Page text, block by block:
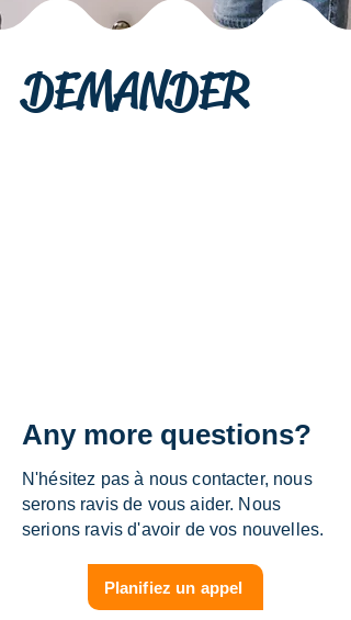
DEMANDER
Any more questions?
N'hésitez pas à nous contacter, nous
serons ravis de vous aider. Nous
serions ravis d'avoir de vos nouvelles.
Planifiez un appel